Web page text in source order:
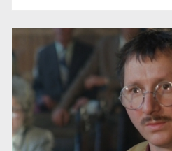
Visul începe la „Vedeta Familiei”!